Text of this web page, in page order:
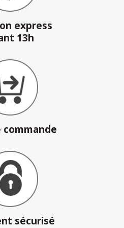
express
13h
commande
sécurisé